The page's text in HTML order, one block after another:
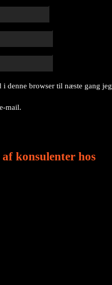
denne browser til næste gang
mail.
konsulenter hos